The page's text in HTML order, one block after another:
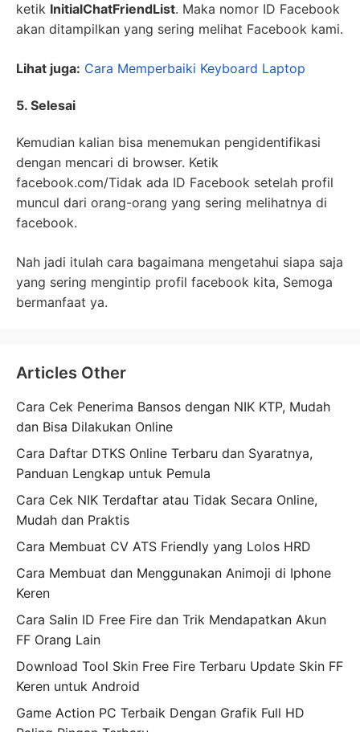
ketik InitialChatFriendList. Maka nomor ID Facebook
akan ditampilkan yang sering melihat Facebook kami.
Lihat juga: Cara Memperbaiki Keyboard Laptop
5. Selesai
Kemudian kalian bisa menemukan pengidentifikasi
dengan mencari di browser. Ketik
facebook.com/Tidak ada ID Facebook setelah profil
muncul dari orang-orang yang sering melihatnya di
facebook.
Nah jadi itulah cara bagaimana mengetahui siapa saja
yang sering mengintip profil facebook kita, Semoga
bermanfaat ya.
Articles Other
Cara Cek Penerima Bansos dengan NIK KTP, Mudah
dan Bisa Dilakukan Online
Cara Daftar DTKS Online Terbaru dan Syaratnya,
Panduan Lengkap untuk Pemula
Cara Cek NIK Terdaftar atau Tidak Secara Online,
Mudah dan Praktis
Cara Membuat CV ATS Friendly yang Lolos HRD
Cara Membuat dan Menggunakan Animoji di Iphone
Keren
Cara Salin ID Free Fire dan Trik Mendapatkan Akun
FF Orang Lain
Download Tool Skin Free Fire Terbaru Update Skin FF
Keren untuk Android
Game Action PC Terbaik Dengan Grafik Full HD